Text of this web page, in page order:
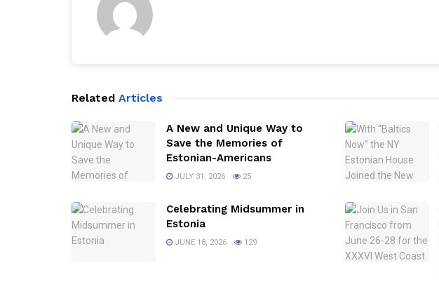
Related Articles
A New and Unique Way to
Save the Memories of
Estonian-Americans
JULY 31, 2026 25
Celebrating Midsummer in
Estonia
JUNE 18, 2026 129